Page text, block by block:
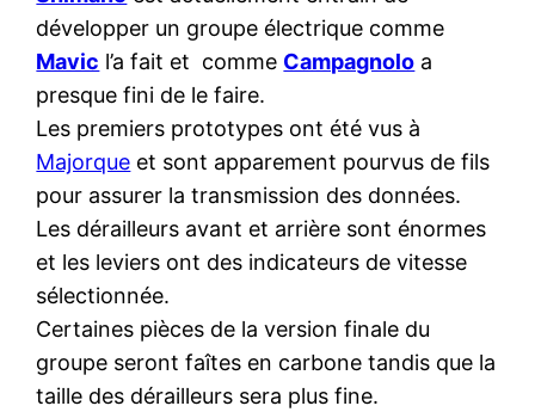
développer un groupe électrique comme
Mavic l’a fait et comme Campagnolo a
presque fini de le faire.
Les premiers prototypes ont été vus à
Majorque et sont apparement pourvus de fils
pour assurer la transmission des données.
Les dérailleurs avant et arrière sont énormes
et les leviers ont des indicateurs de vitesse
sélectionnée.
Certaines pièces de la version finale du
groupe seront faîtes en carbone tandis que la
taille des dérailleurs sera plus fine.